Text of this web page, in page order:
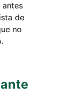
antes
de
no